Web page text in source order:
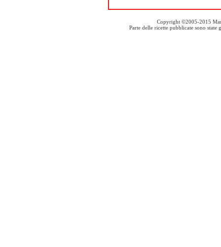
Copyright ©2005-2015
Parte delle ricette pubblicate sono state